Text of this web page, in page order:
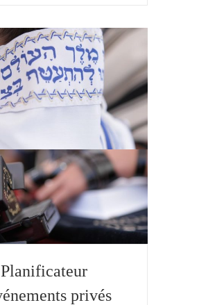
Planificateur
privés